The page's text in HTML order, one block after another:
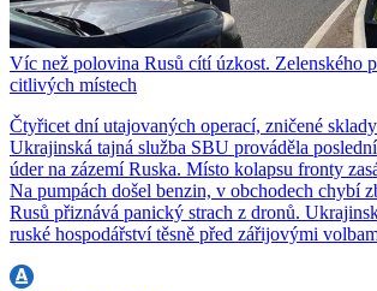
Víc než polovina Rusů cítí úzkost. Zelenského
citlivých místech
Čtyřicet dní utajovaných operací, zničené
Ukrajinská tajná služba SBU prováděla
úder na zázemí Ruska. Místo kolapsu fronty
Na pumpách došel benzin, v obchodech chybí
Rusů přiznává panický strach z dronů.
ruské hospodářství těsně před zářijovými